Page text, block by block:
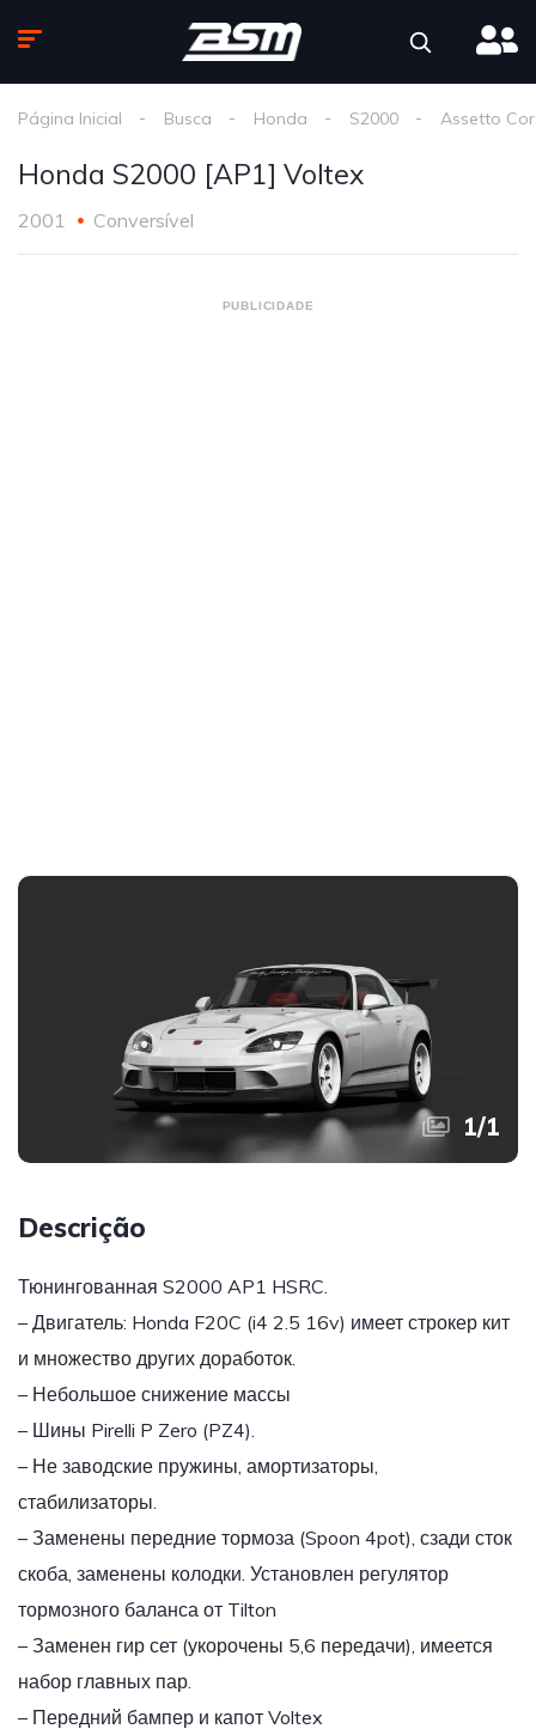
Página Inicial Busca Honda S2000 Assetto
Honda S2000 [AP1] Voltex
2001 Conversível
PUBLICIDADE
1/1
Descrição
Тюнингованная S2000 AP1 HSRC.
– Двигатель: Honda F20C (i4 2.5 16v) имеет строкер кит
и множество других доработок.
– Небольшое снижение массы
– Шины Pirelli P Zero (PZ4).
– Не заводские пружины, амортизаторы,
стабилизаторы.
– Заменены передние тормоза (Spoon 4pot), сзади сток
скоба, заменены колодки. Установлен регулятор
тормозного баланса от Tilton
– Заменен гир сет (укорочены 5,6 передачи), имеется
набор главных пар.
– Передний бампер и капот Voltex